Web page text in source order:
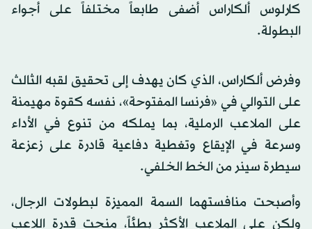
كارلوس ألكاراس أضفى طابعاً مختلفاً على أجواء
البطولة.
وفرض ألكاراس، الذي كان يهدف إلى تحقيق لقبه الثالث
على التوالي في «فرنسا المفتوحة»، نفسه كقوة مهيمنة
على الملاعب الرملية، بما يملكه من تنوع في الأداء
وسرعة في الإيقاع وتغطية دفاعية قادرة على زعزعة
سيطرة سينر من الخط الخلفي.
وأصبحت منافستهما السمة المميزة لبطولات الرجال،
ولكن على الملاعب الأكثر بطئاً، منحت قدرة اللاعب